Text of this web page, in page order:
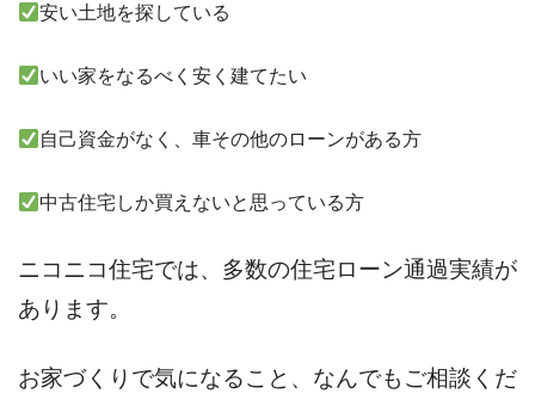
安い土地を探している
いい家をなるべく安く建てたい
自己資金がなく、車その他のローンがある方
中古住宅しか買えないと思っている方
ニコニコ住宅では、多数の住宅ローン通過実績が
あります。
お家づくりで気になること、なんでもご相談くだ